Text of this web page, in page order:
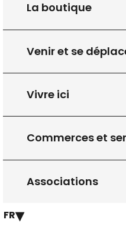
La boutique
Venir et se
Vivre ici
Commerces et
Associations
FR
?
!
?